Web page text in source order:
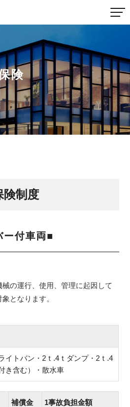
険
険制度
ー付車両■
の運行、使用、管理に起因して
となります。
イトバン・2ｔ.4ｔダンプ・2ｔ.4
き含む）・散水車
補償金
1事故負担金額